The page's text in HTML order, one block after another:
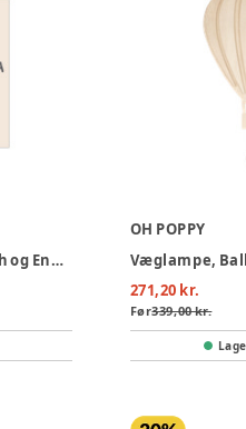
Plakat - Disney - Stitch og Engel 30x40
OH POPPY
Væglampe,
271,20 kr.
Før339,00 kr.